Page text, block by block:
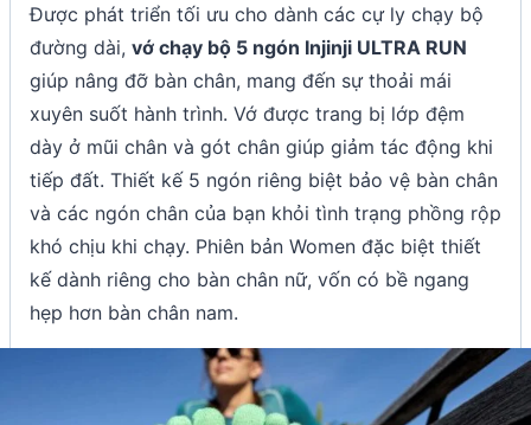
Được phát triển tối ưu cho dành các cự ly chạy bộ
đường dài, vớ chạy bộ 5 ngón Injinji ULTRA RUN
giúp nâng đỡ bàn chân, mang đến sự thoải mái
xuyên suốt hành trình. Vớ được trang bị lớp đệm
dày ở mũi chân và gót chân giúp giảm tác động khi
tiếp đất. Thiết kế 5 ngón riêng biệt bảo vệ bàn chân
và các ngón chân của bạn khỏi tình trạng phồng rộp
khó chịu khi chạy. Phiên bản Women đặc biệt thiết
kế dành riêng cho bàn chân nữ, vốn có bề ngang
hẹp hơn bàn chân nam.